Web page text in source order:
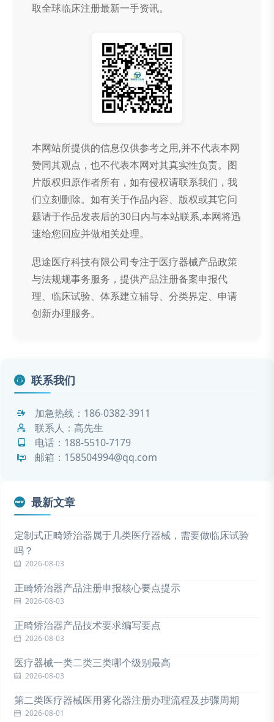
取全球临床注册最新一手资讯。
本网站所提供的信息仅供参考之用,并不代表本网
赞同其观点，也不代表本网对其真实性负责。图
片版权归原作者所有，如有侵权请联系我们，我
们立刻删除。如有关于作品内容、版权或其它问
题请于作品发表后的30日内与本站联系,本网将迅
速给您回应并做相关处理。
思途医疗科技有限公司专注于医疗器械产品政策
与法规规事务服务，提供产品注册备案申报代
理、临床试验、体系建立辅导、分类界定、申请
创新办理服务。
联系我们
加急热线： 186-0382-3911
联系人：高先生
电话： 188-5510-7179
邮箱：158504994@qq.com
最新文章
定制式正畸矫治器属于几类医疗器械，需要做临床试验
吗？
2026-08-03
正畸矫治器产品注册申报核心要点提示
2026-08-03
正畸矫治器产品技术要求编写要点
2026-08-03
医疗器械一类二类三类哪个级别最高
2026-08-03
第二类医疗器械医用雾化器注册办理流程及步骤周期
2026-08-01